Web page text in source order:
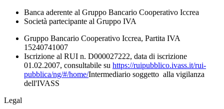
Banca aderente al Gruppo Bancario Cooperativo Iccrea
Società partecipante al Gruppo IVA
Gruppo Bancario Cooperativo Iccrea, Partita IVA
15240741007
Iscrizione al RUI n. D000027222, data di iscrizione
01.02.2007, consultabile su https://ruipubblico.ivass.it/rui-
pubblica/ng/#/home/Intermediario soggetto alla vigilanza
dell'IVASS
Legal